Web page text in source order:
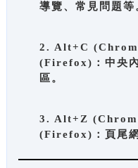
導覽、常見問題等
2. Alt+C
(Firefox)：中央
區。
3. Alt+Z
(Firefox)：頁尾網